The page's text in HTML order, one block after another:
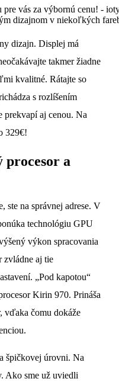
dizajnom v niekoľkých
dizajn. Displej má
takmer žiadne
kvalitné. Rátajte so
s rozlíšením
aj cenou. Na
329€!
procesor a
ste na správnej adrese. V
technológiu GPU
výkon spracovania
zvládne aj tie
„Pod kapotou“
Kirin 970. Prináša
vďaka čomu dokáže
špičkovej úrovni. Na
Ako sme už uviedli